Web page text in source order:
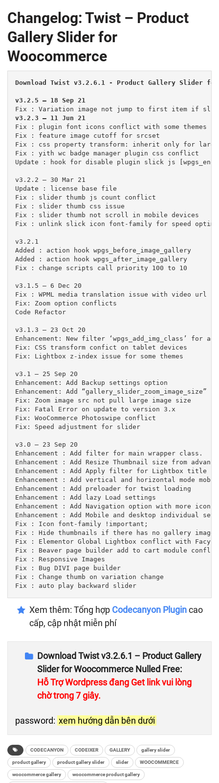
Changelog: Twist – Product
Gallery Slider for
Woocommerce
Download Twist v3.2.6.1 - Product Gallery Slider for
v3.2.5 – 18 Sep 21
v3.2.3 – 11 Jun 21
Fix : plugin font icons conflict with some themes
Fix : feature image cutoff for srcset
Fix : css property transform: inherit only for large
Fix : yith wc badge manager plugin css conflict
Update : hook for disable plugin slick js
v3.2.2 – 30 Mar 21
Update : license base file
Fix : slider thumb js count conflict
Fix : slider thumb css issue
Fix : slider thumb not scroll in mobile devices
Fix : unlink slick icon font-family for speed
v3.2.1
Added : action hook wpgs_before_image_gallery
Added : action hook wpgs_after_image_gallery
Fix : change scripts call priority 100 to 10
v3.1.5 – 6 Dec 20
Fix : WPML media translation issue with video url
Fix: Zoom option conflicts
Code Refactor
v3.1.3 – 23 Oct 20
Enhancement: New filter ‘wpgs_add_img_class’ for
Fix: CSS transform confict on tablet devices
Fix: Lightbox z-index issue for some themes
v3.1 – 25 Sep 20
Enhancement: Add Backup settings option
Enhancement: Add
Fix: Zoom image src not pull large image size
Fix: Fatal Error on update to version 3.x
Fix: WooCommerce Photoswipe conflict
Fix: Speed adjustment for slider
v3.0 – 23 Sep 20
Enhancement : Add filter for main wrapper class.
Enhancement : Add Resize Thumbnail size from
Enhancement : Add Apply filter for Lightbox title
Enhancement : Add vertical and horizontal mode
Enhancement : Add preloader for twist loading
Enhancement : Add lazy Load settings
Enhancement : Add Navigation option with more icons
Enhancement : Add Mobile and desktop individual
Fix : Icon font-family !important;
Fix : Hide thumbnails if there has no gallery
Fix : Elementor Global Lightbox conflict with
Fix : Beaver page builder add to cart module
Fix : Responsive Images
Fix : Bug DIVI page builder
Fix : Change thumb on variation change
Fix : auto play backward slider
Xem thêm: Tổng hợp Codecanyon Plugincao
cấp, cập nhật miễn phí
Download Twist v3.2.6.1 – Product Gallery
Slider for Woocommerce Nulled Free:
Hỗ Trợ Wordpress đang Get link vui lòng
chờ trong 6 giây.
password: xem hướng dẫn bên dưới
CODECANYON CODEIXER GALLERY gallery slider
product gallery product gallery slider slider WOOCOMMERCE
woocommerce gallery woocommerce product gallery